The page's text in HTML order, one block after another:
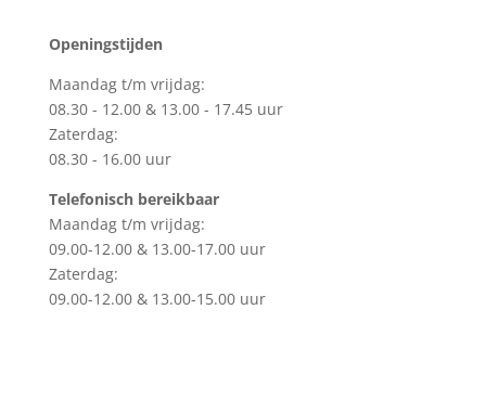
Openingstijden
Maandag t/m vrijdag:
08.30 - 12.00 & 13.00 - 17.45 uur
Zaterdag:
08.30 - 16.00 uur
Telefonisch bereikbaar
Maandag t/m vrijdag:
09.00-12.00 & 13.00-17.00 uur
Zaterdag:
09.00-12.00 & 13.00-15.00 uur